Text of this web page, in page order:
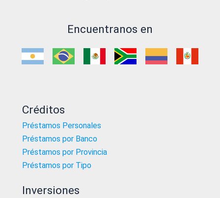
Encuentranos en
Créditos
Préstamos Personales
Préstamos por Banco
Préstamos por Provincia
Préstamos por Tipo
Inversiones